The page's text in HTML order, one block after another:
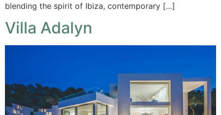
blending the spirit of Ibiza, contemporary […]
Villa Adalyn